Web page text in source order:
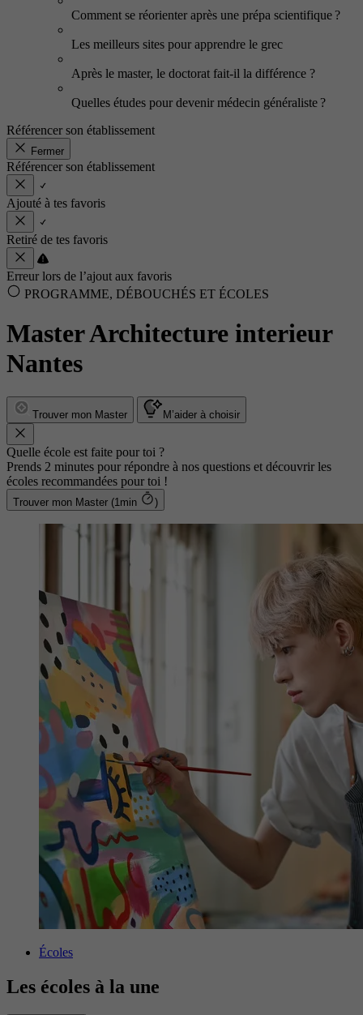
Comment se réorienter après une prépa scientifique ?
Les meilleurs sites pour apprendre le grec
Après le master, le doctorat fait-il la différence ?
Quelles études pour devenir médecin généraliste ?
Référencer son établissement
Fermer
Référencer son établissement
Ajouté à tes favoris
Retiré de tes favoris
Erreur lors de l’ajout aux favoris
PROGRAMME, DÉBOUCHÉS ET ÉCOLES
Master Architecture interieur
Nantes
Trouver mon Master M’aider à choisir
Quelle école est faite pour toi ?
Prends 2 minutes pour répondre à nos questions et découvrir les
écoles recommandées pour toi !
Trouver mon Master (1min )
Écoles
Les écoles à la une